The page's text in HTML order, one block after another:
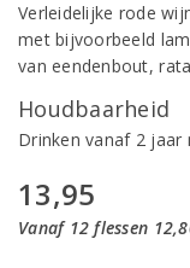
Verleidelijke rode
met bijvoorbeeld
van eendenbout,
Houdbaarheid
Drinken vanaf 2
13,95
Vanaf 12 flessen